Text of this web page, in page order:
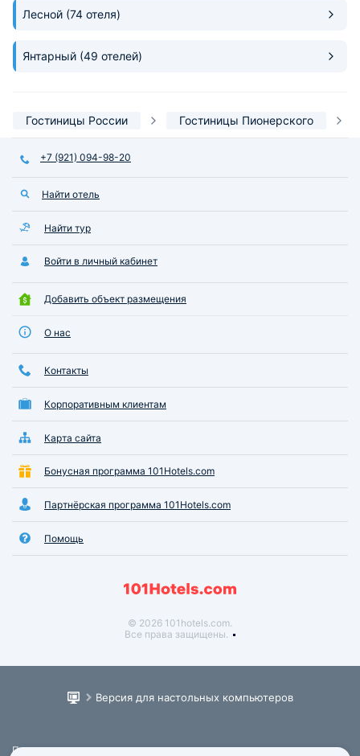
Лесной (74 отеля)
Янтарный (49 отелей)
Гостиницы России Гостиницы Пионерского
+7 (921) 094-98-20
Найти отель
Найти тур
Войти в личный кабинет
Добавить объект размещения
О нас
Контакты
Корпоративным клиентам
Карта сайта
Бонусная программа 101Hotels.com
Партнёрская программа 101Hotels.com
Помощь
© 2026 101hotels.com.
Все права защищены.
Версия для настольных компьютеров
Пользовательское соглашение